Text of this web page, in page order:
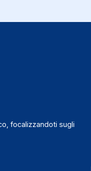
focalizzandoti sugli